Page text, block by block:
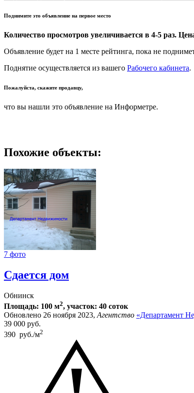
Поднимите это объявление на первое место
Количество просмотров увеличивается в 4-5 раз.
Объявление будет на 1 месте рейтинга, пока не
Поднятие осуществляется из вашего Рабочего кабинета.
Пожалуйста, скажите продавцу,
что вы нашли это объявление на Информетре.
Похожие объекты:
7 фото
Сдается дом
Обнинск
Площадь: 100 м2, участок: 40 соток
Обновлено 26 ноября 2023,Агентство «Департамент
39 000 руб.
390 руб./м2